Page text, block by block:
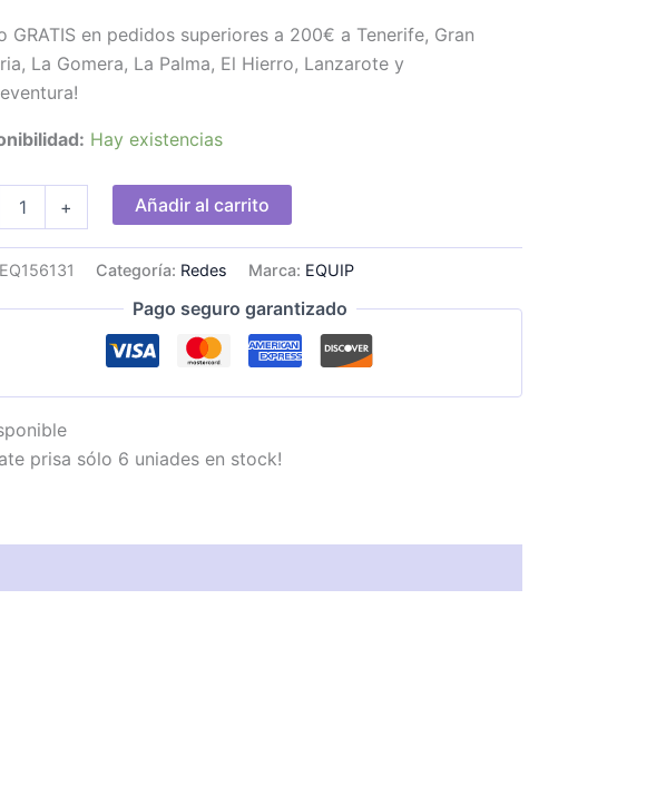
GRATIS en pedidos superiores a 200€ a Tenerife, Gran
La Gomera, La Palma, El Hierro, Lanzarote y
Hay existencias
+ Añadir al carrito
EQ156131 Categoría: Redes Marca: EQUIP
Pago seguro garantizado
prisa sólo 6 uniades en stock!